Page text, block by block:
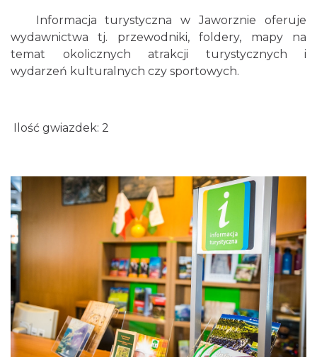
Informacja turystyczna w Jaworznie oferuje
wydawnictwa tj. przewodniki, foldery, mapy na
temat okolicznych atrakcji turystycznych i
wydarzeń kulturalnych czy sportowych.
Ilość gwiazdek: 2